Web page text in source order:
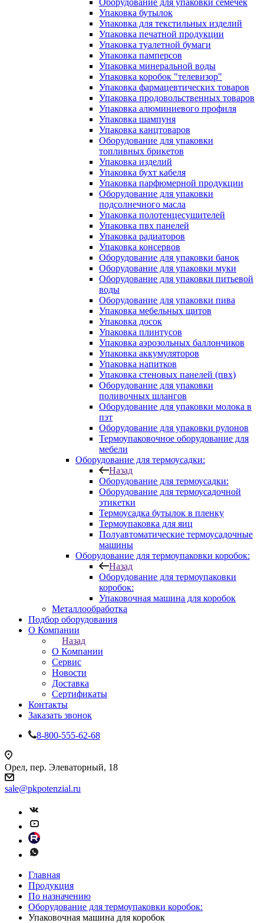
Оборудование для упаковки семечек
Упаковка бутылок
Упаковка для текстильных изделий
Упаковка печатной продукции
Упаковка туалетной бумаги
Упаковка памперсов
Упаковка минеральной воды
Упаковка коробок "телевизор"
Упаковка фармацевтических товаров
Упаковка продовольственных товаров
Упаковка алюминиевого профиля
Упаковка шампуня
Упаковка канцтоваров
Оборудование для упаковки
топливных брикетов
Упаковка изделий
Упаковка бухт кабеля
Упаковка парфюмерной продукции
Оборудование для упаковки
подсолнечного масла
Упаковка полотенцесушителей
Упаковка пвх панелей
Упаковка радиаторов
Упаковка консервов
Оборудование для упаковки банок
Оборудование для упаковки муки
Оборудование для упаковки питьевой
воды
Оборудование для упаковки пива
Упаковка мебельных щитов
Упаковка досок
Упаковка плинтусов
Упаковка аэрозольных баллончиков
Упаковка аккумуляторов
Упаковка напитков
Упаковка стеновых панелей (пвх)
Оборудование для упаковки
поливочных шлангов
Оборудование для упаковки молока в
пэт
Оборудование для упаковки рулонов
Термоупаковочное оборудование для
мебели
Оборудование для термоусадки:
Назад
Оборудование для термоусадки:
Оборудование для термоусадочной
этикетки
Термоусадка бутылок в пленку
Термоупаковка для яиц
Полуавтоматические термоусадочные
машины
Оборудование для термоупаковки коробок:
Назад
Оборудование для термоупаковки
коробок:
Упаковочная машина для коробок
Металлообработка
Подбор оборудования
О Компании
Назад
О Компании
Сервис
Новости
Доставка
Сертификаты
Контакты
Заказать звонок
8-800-555-62-68
Орел, пер. Элеваторный, 18
sale@pkpotenzial.ru
Главная
Продукция
По назначению
Оборудование для термоупаковки коробок:
Упаковочная машина для коробок